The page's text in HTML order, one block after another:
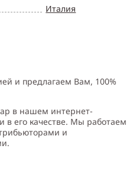
Италия
и предлагаем Вам, 100%
в нашем интернет-
в его качестве. Мы работаем
и